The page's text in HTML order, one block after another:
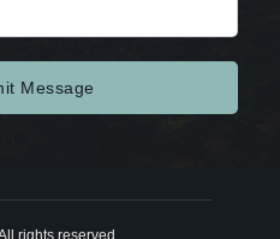
Message
rights reserved.